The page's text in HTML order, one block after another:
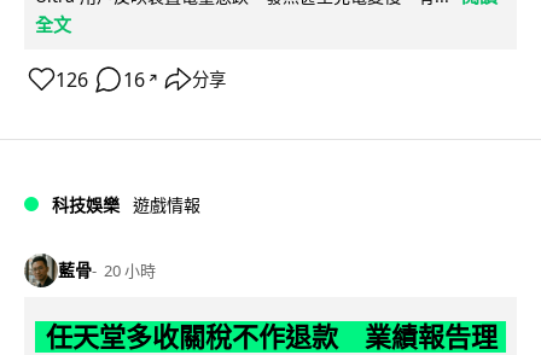
全文
126 16 ↗ 分享
科技娛樂 遊戲情報
藍骨 20 小時
任天堂多收關稅不作退款 業績報告理